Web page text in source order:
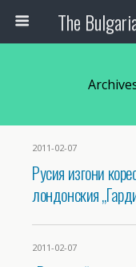
2011-02-07
Русия изгони
лондонския
2011-02-07